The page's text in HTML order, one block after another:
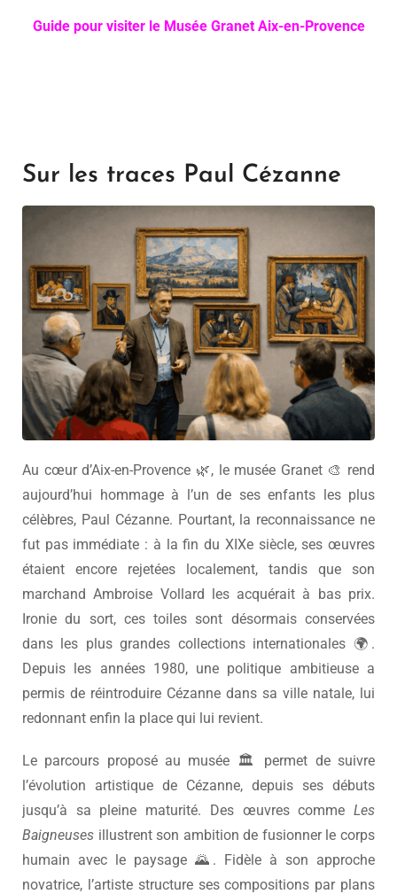
Guide pour visiter le Musée Granet Aix-en-Provence
Sur les traces Paul Cézanne
Au cœur d’Aix-en-Provence 🌿, le musée Granet 🎨 rend
aujourd’hui hommage à l’un de ses enfants les plus
célèbres, Paul Cézanne. Pourtant, la reconnaissance ne
fut pas immédiate : à la fin du XIXe siècle, ses œuvres
étaient encore rejetées localement, tandis que son
marchandAmbroise Vollard les acquérait à bas prix.
Ironie du sort, ces toiles sont désormais conservées
dans les plus grandes collections internationales 🌍.
Depuis les années 1980, une politique ambitieuse a
permis de réintroduire Cézanne dans sa ville natale, lui
redonnant enfin la place qui lui revient.
Le parcours proposé au musée 🏛️ permet de suivre
l’évolution artistique de Cézanne, depuis ses débuts
jusqu’à sa pleine maturité. Des œuvres comme Les
Baigneuses illustrent son ambition de fusionner le corps
humain avec le paysage 🌄. Fidèle à son approche
novatrice, l’artiste structure ses compositions par plans